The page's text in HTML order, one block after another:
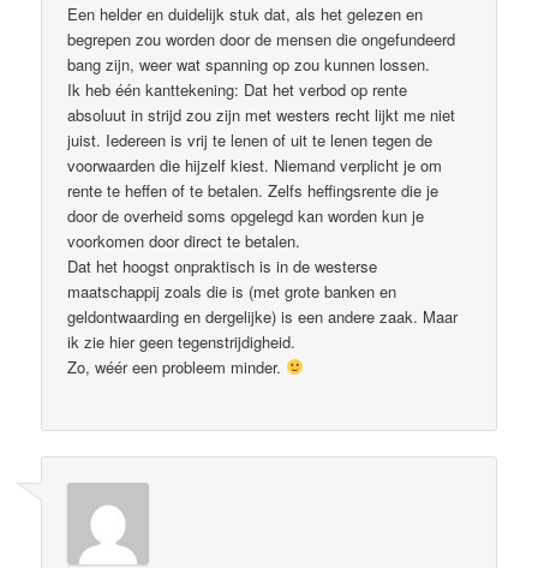
Een helder en duidelijk stuk dat, als het gelezen en
begrepen zou worden door de mensen die ongefundeerd
bang zijn, weer wat spanning op zou kunnen lossen.
Ik heb één kanttekening: Dat het verbod op rente
absoluut in strijd zou zijn met westers recht lijkt me niet
juist. Iedereen is vrij te lenen of uit te lenen tegen de
voorwaarden die hijzelf kiest. Niemand verplicht je om
rente te heffen of te betalen. Zelfs heffingsrente die je
door de overheid soms opgelegd kan worden kun je
voorkomen door direct te betalen.
Dat het hoogst onpraktisch is in de westerse
maatschappij zoals die is (met grote banken en
geldontwaarding en dergelijke) is een andere zaak. Maar
ik zie hier geen tegenstrijdigheid.
Zo, wéér een probleem minder.